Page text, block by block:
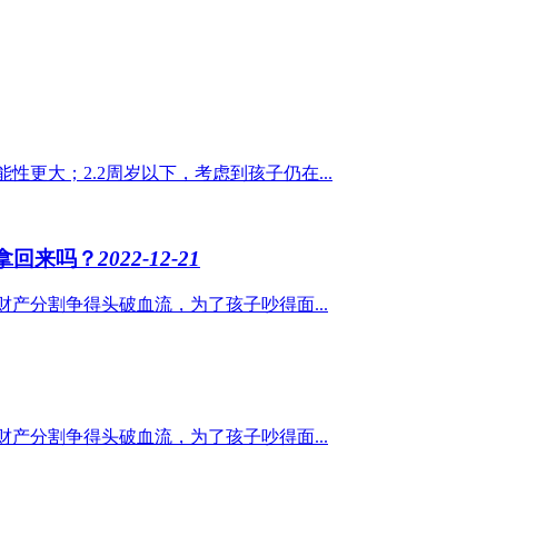
更大；2.2周岁以下，考虑到孩子仍在...
回来吗？2022-12-21
分割争得头破血流，为了孩子吵得面...
分割争得头破血流，为了孩子吵得面...